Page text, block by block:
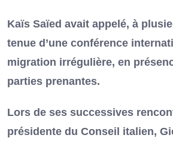
Kaïs Saïed avait appelé, à
tenue d’une conférence
migration irrégulière, en
parties prenantes.
Lors de ses successives
présidente du Conseil italien,